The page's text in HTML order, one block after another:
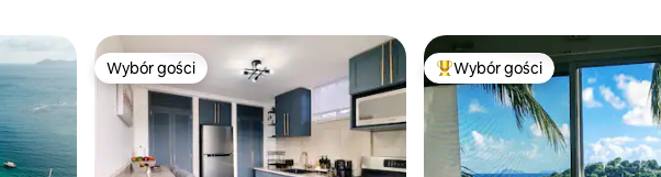
Wybór gości
Wybór gości Najpopularniejsze z kategorii
Wybór gości